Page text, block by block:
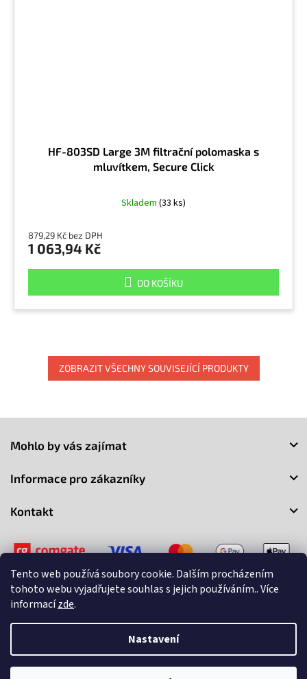
Tento web používá soubory cookie. Dalším procházením
tohoto webu vyjadřujete souhlas s jejich používáním.. Více
informacízde.
Nastavení
HF-803SD Large 3M filtrační polomaska s
mluvítkem, Secure Click
Skladem (33 ks)
879,29 Kč bez DPH
1 063,94 Kč
DO KOŠÍKU
ZOBRAZIT VŠECHNY SOUVISEJÍCÍ PRODUKTY
Mohlo by vás zajímat
Informace pro zákazníky
Kontakt
Vytvořil Shoptet
Copyright 2026